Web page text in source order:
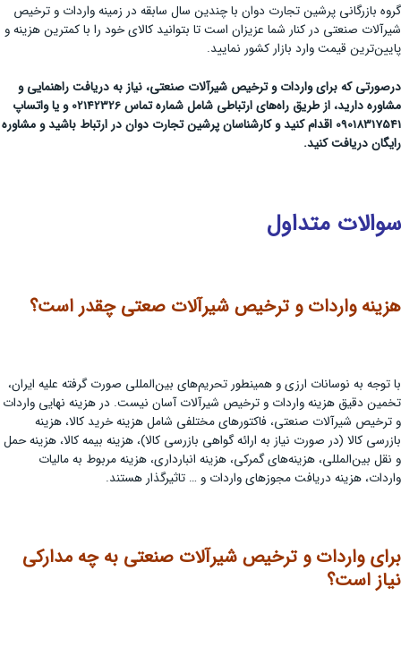
گروه بازرگانی پرشین تجارت دوان با چندین سال سابقه در زمینه واردات و ترخیص
شیرآلات صنعتی در کنار شما عزیزان است تا بتوانید کالای خود را با کمترین هزینه و
پایین‌ترین قیمت وارد بازار کشور نمایید.
درصورتی که برای واردات و ترخیص شیرآلات صنعتی، نیاز به دریافت راهنمایی و
مشاوره دارید، از طریق راه‌های ارتباطی شامل شماره تماس 02142326 و یا واتساپ
09018317541 اقدام کنید و کارشناسان پرشین تجارت دوان در ارتباط باشید و مشاوره
رایگان دریافت کنید.
سوالات متداول
هزینه واردات و ترخیص شیرآلات صعتی چقدر است؟
با توجه به نوسانات ارزی و همینطور تحریم‌های بین‌المللی صورت گرفته علیه ایران،
تخمین دقیق هزینه واردات و ترخیص شیرآلات آسان نیست. در هزینه نهایی واردات
و ترخیص شیرآلات صنعتی، فاکتورهای مختلفی شامل هزینه خرید کالا، هزینه
بازرسی کالا (در صورت نیاز به ارائه گواهی بازرسی کالا)، هزینه بیمه کالا، هزینه حمل
و نقل بین‌المللی، هزینه‌های گمرکی، هزینه انبارداری، هزینه مربوط به مالیات
واردات، هزینه دریافت مجوزهای واردات و … تاثیرگذار هستند.
برای واردات و ترخیص شیرآلات صنعتی به چه مدارکی
نیاز است؟